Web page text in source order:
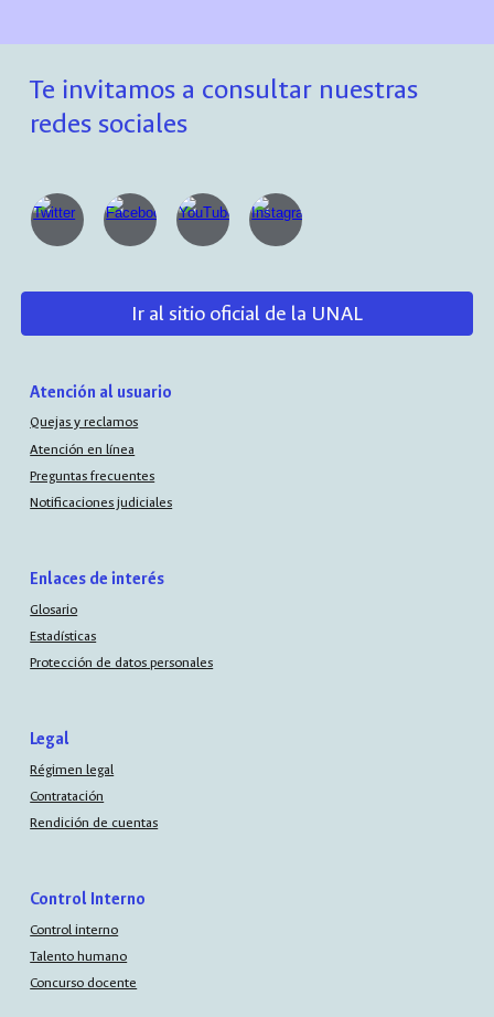
Te invitamos a consultar nuestras
redes sociales
Ir al sitio oficial de la UNAL
Atención al usuario
Quejas y reclamos
Atención en línea
Preguntas frecuentes
Notificaciones judiciales
Enlaces de interés
Glosario
Estadísticas
Protección de datos personales
Legal
Régimen legal
Contratación
Rendición de cuentas
Control Interno
Control interno
Talento humano
Concurso docente